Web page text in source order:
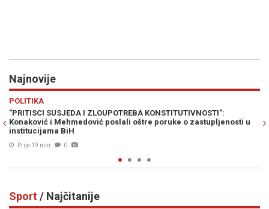
Najnovije
KONSTITUTIVNOSTI":
oštre poruke o zastupljenosti u
ŠTA SU POKAZALI NOVI
pobjegao iz Bosne i Hercegovine?
Sport/ Najčitanije